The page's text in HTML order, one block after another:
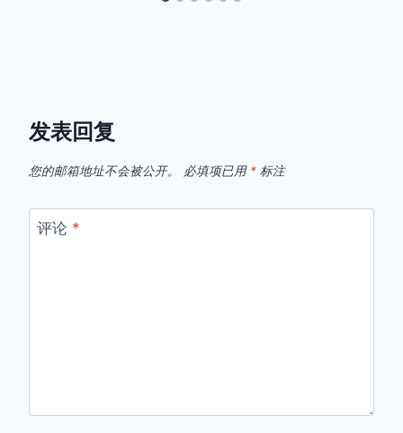
发表回复
您的邮箱地址不会被公开。 必填项已用 * 标注
评论 *